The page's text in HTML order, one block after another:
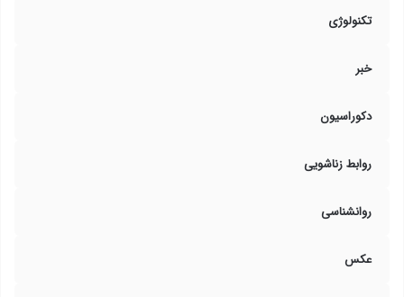
تکنولوژی
خبر
دکوراسیون
روابط زناشویی
روانشناسی
عکس